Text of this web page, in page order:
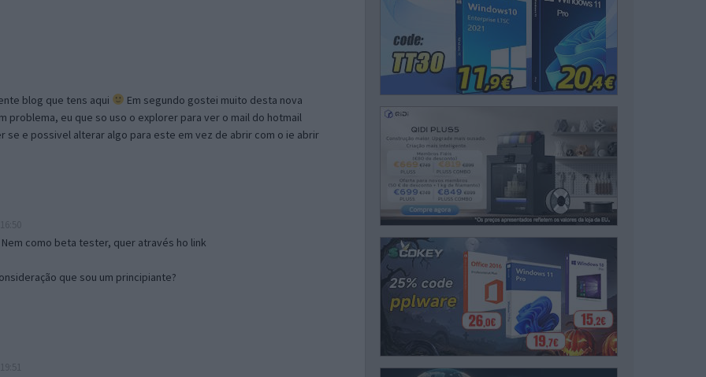
blog que tens aqui
Em segundo gostei muito desta nova
problema, eu que so uso o explorer para ver o mail do hotmail
se e possivel alterar algo para este em vez de abrir com o ie abrir
como beta tester, quer através ho link
que sou um principiante?